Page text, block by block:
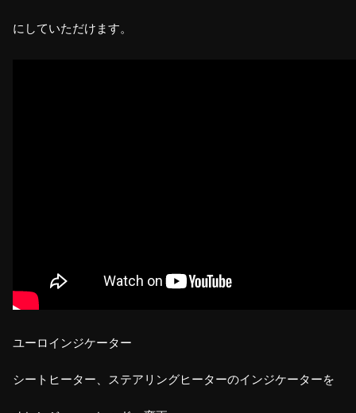
にしていただけます。
ユーロインジケーター
シートヒーター、ステアリングヒーターのインジケーターを